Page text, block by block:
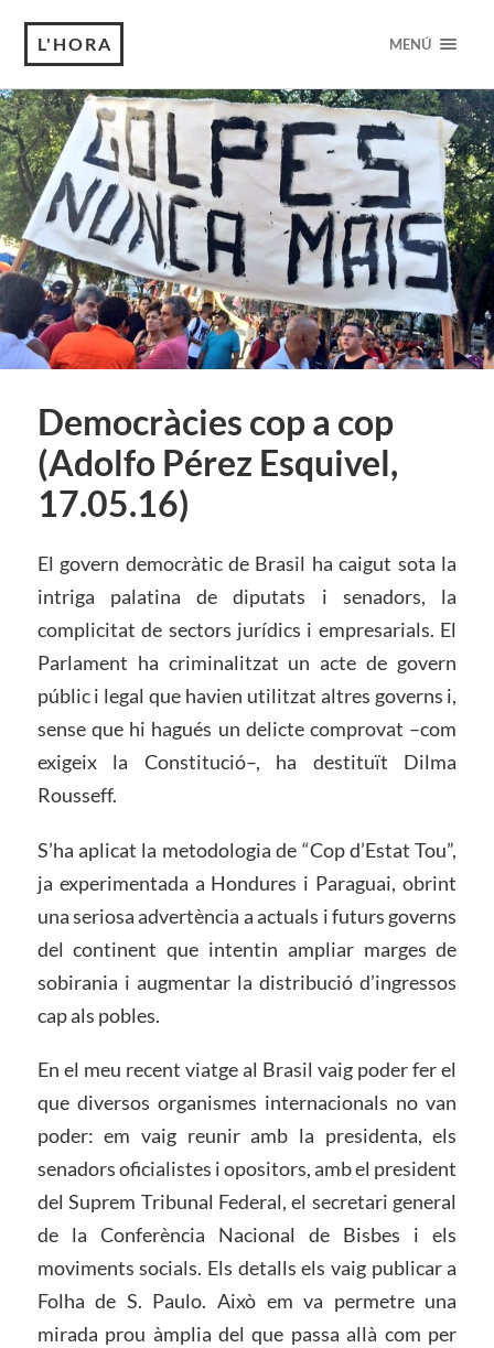
L'HORA MENÚ
Democràcies cop a cop
(Adolfo Pérez Esquivel,
17.05.16)
El govern democràtic de Brasil ha caigut sota la
intriga palatina de diputats i senadors, la
complicitat de sectors jurídics i empresarials. El
Parlament ha criminalitzat un acte de govern
públic i legal que havien utilitzat altres governs i,
sense que hi hagués un delicte comprovat –com
exigeix ​​la Constitució–, ha destituït Dilma
Rousseff.
S’ha aplicat la metodologia de “Cop d’Estat Tou”,
ja experimentada a Hondures i Paraguai, obrint
una seriosa advertència a actuals i futurs governs
del continent que intentin ampliar marges de
sobirania i augmentar la distribució d’ingressos
cap als pobles.
En el meu recent viatge al Brasil vaig poder fer el
que diversos organismes internacionals no van
poder: em vaig reunir amb la presidenta, els
senadors oficialistes i opositors, amb el president
del Suprem Tribunal Federal, el secretari general
de la Conferència Nacional de Bisbes i els
moviments socials. Els detalls els vaig publicar a
Folha de S. Paulo. Això em va permetre una
mirada prou àmplia del que passa allà com per